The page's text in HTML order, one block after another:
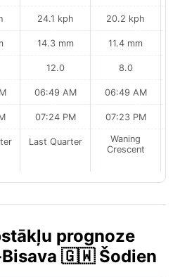
24.1 kph
14.3 mm
12.0
06:49 AM
07:24 PM
Last Quarter
20.2 kph
11.4 mm
8.0
06:49 AM
07:23 PM
Waning
Crescent
prognoze
Bisava 🇬🇼 Šodien